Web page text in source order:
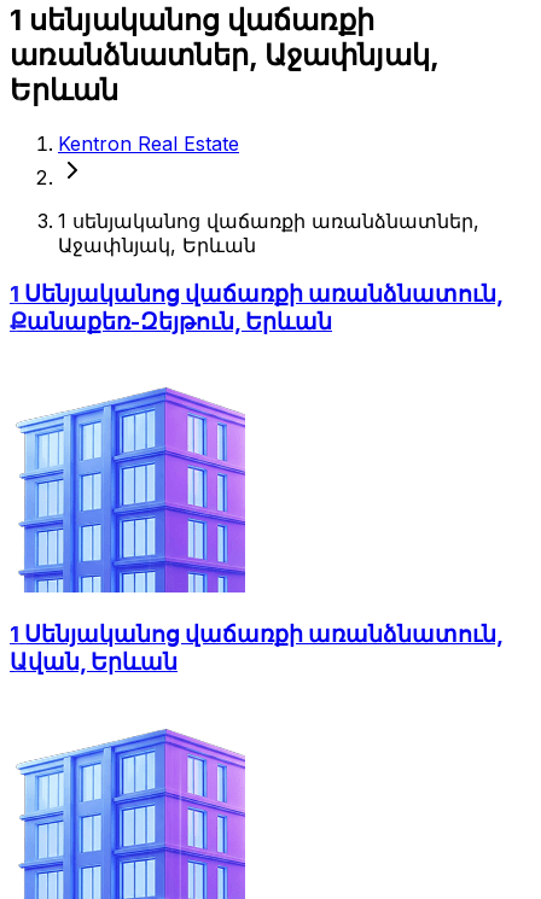
1 սենյականոց վաճառքի
առանձնատներ, Աջափնյակ,
Երևան
Kentron Real Estate
1 սենյականոց վաճառքի առանձնատներ,
Աջափնյակ, Երևան
1 Սենյականոց վաճառքի առանձնատուն,
Քանաքեռ-Զեյթուն, Երևան
1 Սենյականոց վաճառքի առանձնատուն,
Ավան, Երևան